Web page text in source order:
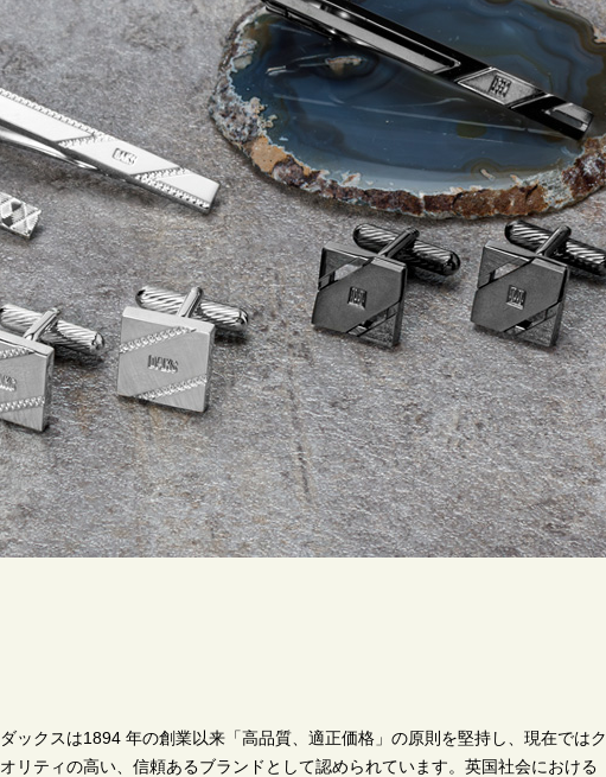
ダックスは1894 年の創業以来「高品質、適正価格」の原則を堅持し、現在ではク
オリティの高い、信頼あるブランドとして認められています。英国社会における